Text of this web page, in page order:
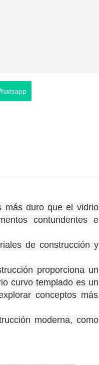
más duro que el vidrio
contundentes e
de construcción y
proporciona un
curvo templado es un
conceptos más
moderna, como